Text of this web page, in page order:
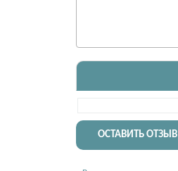
ОСТАВИТЬ ОТЗЫВ